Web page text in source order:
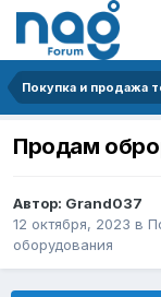
Продам
Автор: Grand037
12 октября, 2023 в
оборудования